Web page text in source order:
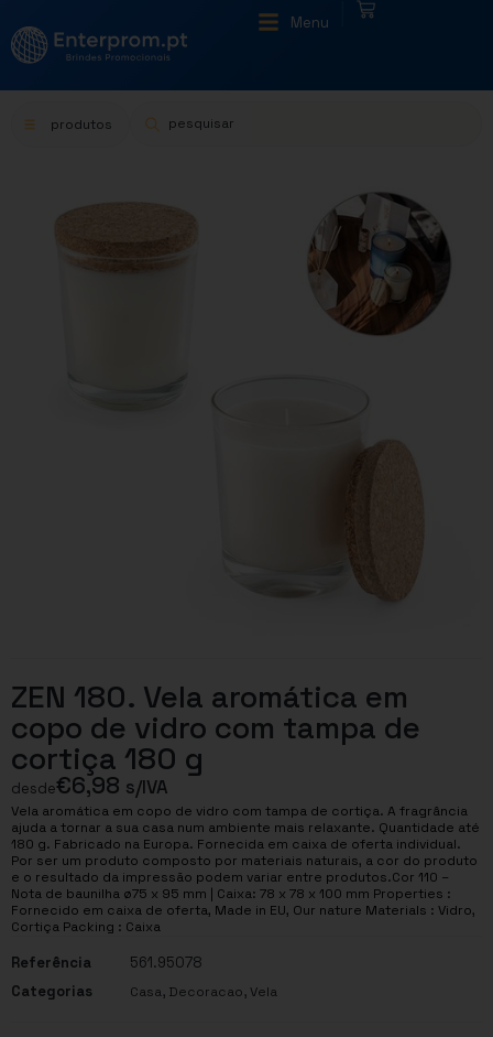
Menu
produtos
ZEN 180. Vela aromática em
copo de vidro com tampa de
cortiça 180 g
desde€6,98 s/IVA
Vela aromática em copo de vidro com tampa de cortiça. A fragrância
ajuda a tornar a sua casa num ambiente mais relaxante. Quantidade até
180 g. Fabricado na Europa. Fornecida em caixa de oferta individual.
Por ser um produto composto por materiais naturais, a cor do produto
e o resultado da impressão podem variar entre produtos.Cor 110 –
Nota de baunilha ø75 x 95 mm | Caixa: 78 x 78 x 100 mm Properties :
Fornecido em caixa de oferta, Made in EU, Our nature Materials : Vidro,
Cortiça Packing : Caixa
Referência
561.95078
Categorias
Casa, Decoracao,Vela